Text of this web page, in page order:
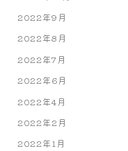
2022年9月
2022年8月
2022年7月
2022年6月
2022年4月
2022年2月
2022年1月